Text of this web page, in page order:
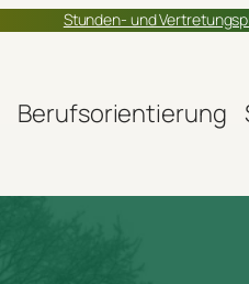
Stunden- und
Berufsorientierung